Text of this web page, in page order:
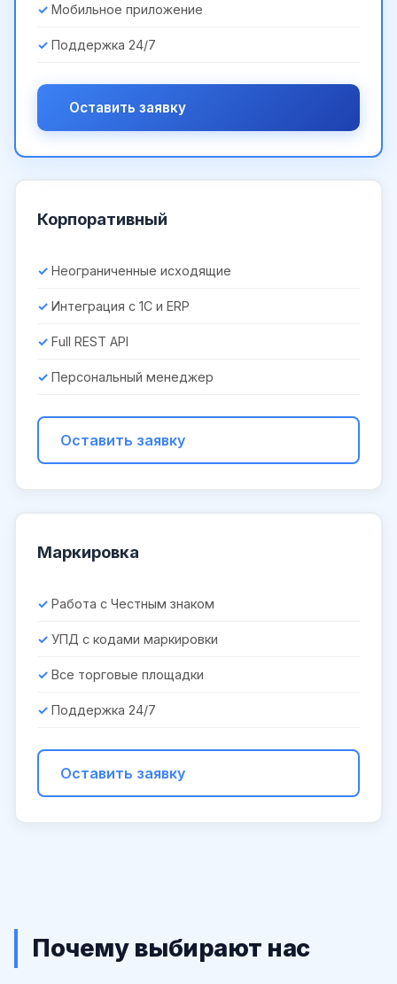
Мобильное приложение
Поддержка 24/7
Оставить заявку
Корпоративный
Неограниченные исходящие
Интеграция с 1С и ERP
Full REST API
Персональный менеджер
Оставить заявку
Маркировка
Работа с Честным знаком
УПД с кодами маркировки
Все торговые площадки
Поддержка 24/7
Оставить заявку
Почему выбирают нас